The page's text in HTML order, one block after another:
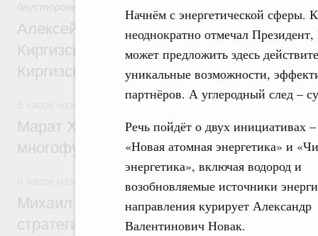
Начнём с энергетической сферы.
неоднократно отмечал Президент,
может предложить здесь
уникальные возможности,
партнёров. А углеродный след –
Речь пойдёт о двух инициативах –
«Новая атомная энергетика» и
энергетика», включая водород и
возобновляемые источники
направления курирует Александр
Валентинович Новак.
двусторонней основе
Алексей Оверчук принял участие в
Киргизского экономического форума и
Киргизской межрегиональной
Дорожное хозяйство
Марат Хуснуллин: На двух скоростных
многофункциональные зоны дорожного
Технологическое развитие. Инновации
Михаил Мишустин дал поручения по
стратегической сессии о